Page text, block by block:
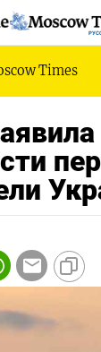
Times